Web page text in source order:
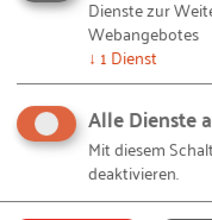
Schon
Deutschland
Unternehmen“
zahlreichen Tools,
www.rkw.link/spm
Dienste zur
Webangebotes
↓ 1 Dienst
Alle Dienste
Mit diesem
deaktivieren.